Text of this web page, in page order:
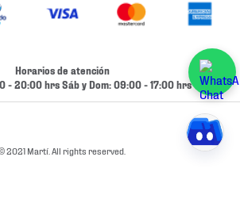
y Devolución Marketplace
Horarios de atención
- 20:00 hrs Sáb y Dom: 09:00 - 17:00 hrs
2021 Martí. All rights reserved.